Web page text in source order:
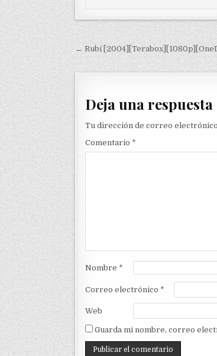
Navegación de
← Rubí
Deja una respuesta
Tu dirección de correo
Comentario *
Nombre *
Correo electrónico *
Web
Guarda mi nombre, correo